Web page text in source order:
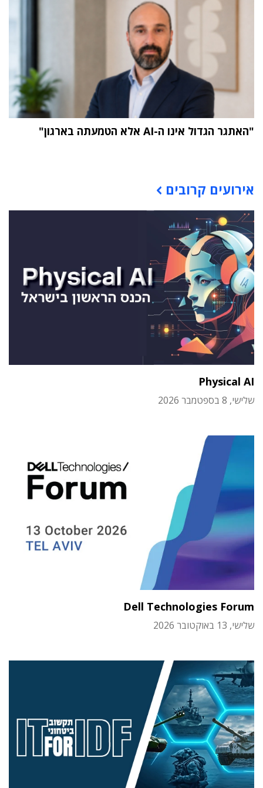
"האתגר הגדול אינו ה-AI אלא הטמעתה בארגון"
אירועים קרובים
Physical AI
שלישי, 8 בספטמבר 2026
Dell Technologies Forum
שלישי, 13 באוקטובר 2026